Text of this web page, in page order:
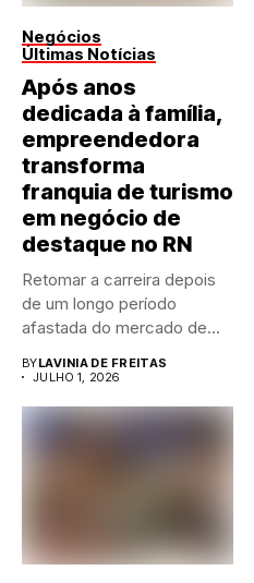
Negócios
Últimas Notícias
Após anos
dedicada à família,
empreendedora
transforma
franquia de turismo
em negócio de
destaque no RN
Retomar a carreira depois
de um longo período
afastada do mercado de...
BYLAVINIA DE FREITAS
JULHO 1, 2026